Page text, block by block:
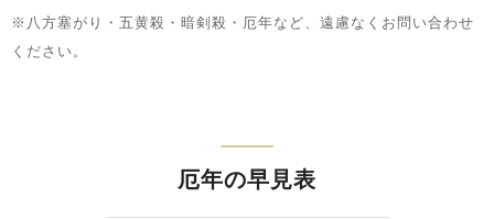
※八方塞がり・五黄殺・暗剣殺・厄年など、遠慮なくお問い合わせ
ください。
厄年の早見表